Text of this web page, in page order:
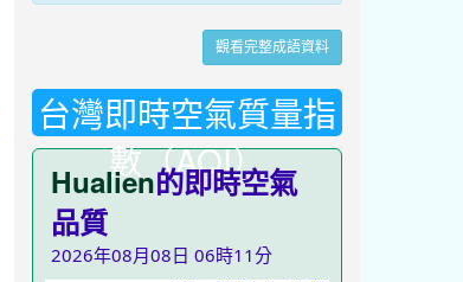
觀看完整成語資料
台灣即時空氣質量指
數（AQI）
Hualien的即時空氣
品質
2026年08月08日 06時11分